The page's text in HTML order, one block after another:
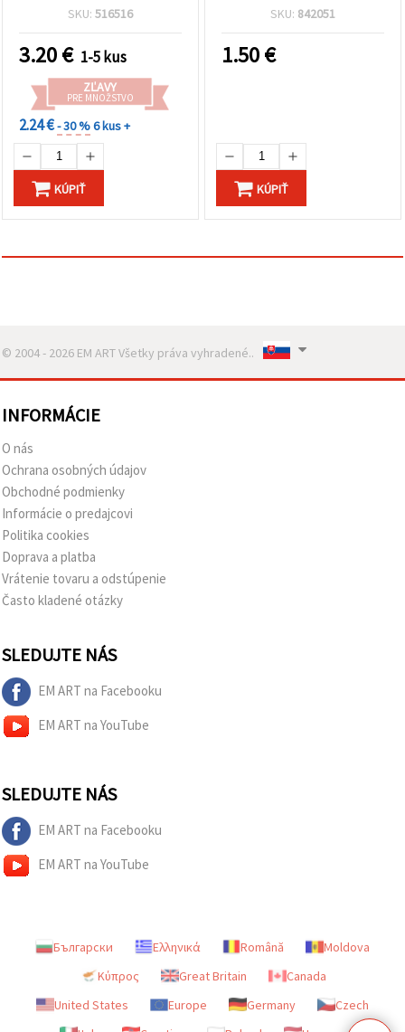
SKU: 516516
3.20€ 1-5 kus
ZĽAVY
PRE MNOŽSTVO
2.24 €- 30 %6 kus +
KÚPIŤ
SKU: 842051
1.50€
KÚPIŤ
© 2004 - 2026 EM ART Všetky práva vyhradené..
INFORMÁCIE
O nás
Ochrana osobných údajov
Obchodné podmienky
Informácie o predajcovi
Politika cookies
Doprava a platba
Vrátenie tovaru a odstúpenie
Často kladené otázky
SLEDUJTE NÁS
EM ART na Facebooku
EM ART na YouTube
SLEDUJTE NÁS
EM ART na Facebooku
EM ART na YouTube
Български Ελληνικά Română
Moldova
Κύπρος
Great Britain
Canada
United States
Europe Germany
Czech